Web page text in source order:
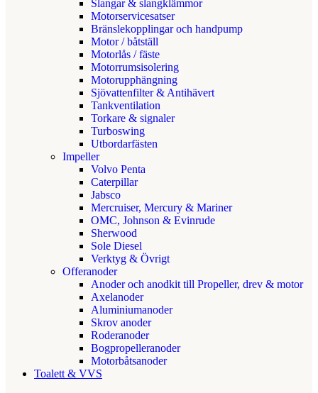
Slangar & slangklämmor
Motorservicesatser
Bränslekopplingar och handpump
Motor / båtställ
Motorlås / fäste
Motorrumsisolering
Motorupphängning
Sjövattenfilter & Antihävert
Tankventilation
Torkare & signaler
Turboswing
Utbordarfästen
Impeller
Volvo Penta
Caterpillar
Jabsco
Mercruiser, Mercury & Mariner
OMC, Johnson & Evinrude
Sherwood
Sole Diesel
Verktyg & Övrigt
Offeranoder
Anoder och anodkit till Propeller, drev & motor
Axelanoder
Aluminiumanoder
Skrov anoder
Roderanoder
Bogpropelleranoder
Motorbåtsanoder
Toalett & VVS